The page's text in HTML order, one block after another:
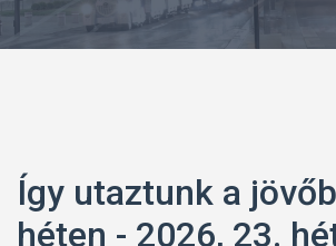
Így utaztunk a
héten - 2026, 23.